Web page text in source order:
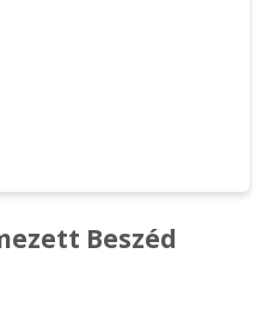
Beszéd